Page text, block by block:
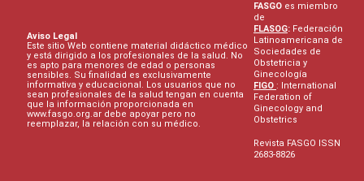
Aviso Legal
Este sitio Web contiene material didáctico médico
y está dirigido a los profesionales de la salud. No
es apto para menores de edad o personas
sensibles. Su finalidad es exclusivamente
informativa y educacional. Los usuarios que no
sean profesionales de la salud tengan en cuenta
que la información proporcionada en
www.fasgo.org.ar debe apoyar pero no
reemplazar, la relación con su médico.
FASGO es miembro
de
FLASOG: Federación
Latinoamericana de
Sociedades de
Obstetricia y
Ginecología
FIGO : International
Federation of
Ginecology and
Obstetrics
Revista FASGO ISSN
2683-8826